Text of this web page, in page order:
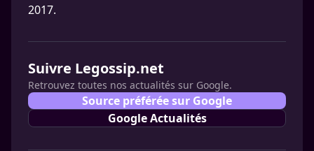
2017.
Suivre Legossip.net
Retrouvez toutes nos actualités sur Google.
Source préférée sur Google
Google Actualités